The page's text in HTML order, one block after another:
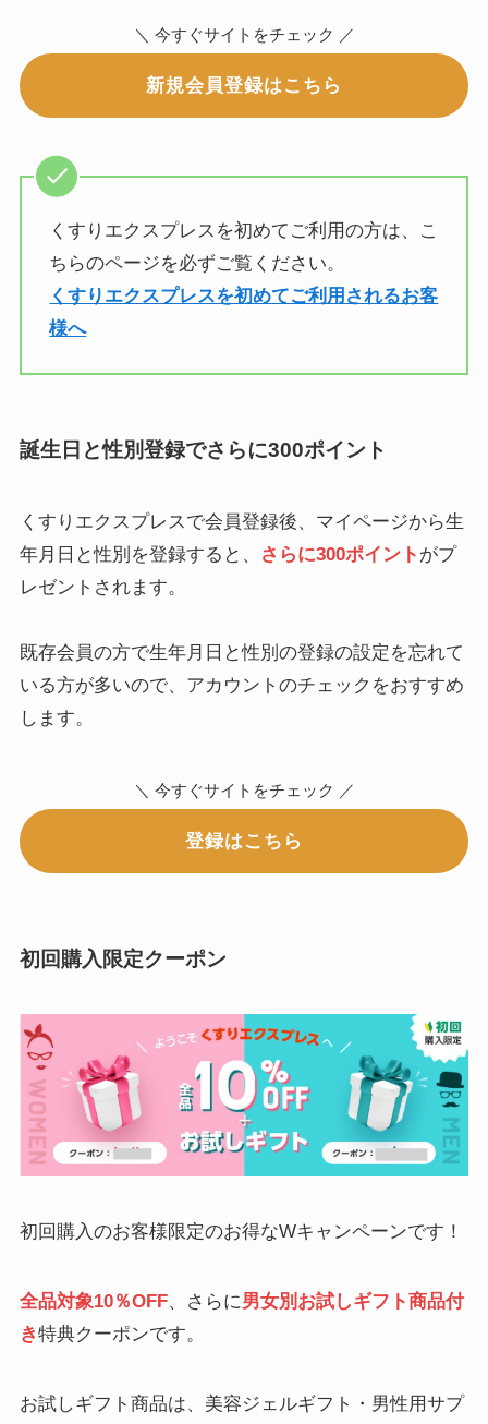
＼ 今すぐサイトをチェック ／
新規会員登録はこちら
くすりエクスプレスを初めてご利用の方は、こ
ちらのページを必ずご覧ください。
くすりエクスプレスを初めてご利用されるお客
様へ
誕生日と性別登録でさらに300ポイント
くすりエクスプレスで会員登録後、マイページから生
年月日と性別を登録すると、
さらに300ポイント がプ
レゼントされます。
既存会員の方で生年月日と性別の登録の設定を忘れて
いる方が多いので、アカウントのチェックをおすすめ
します。
＼ 今すぐサイトをチェック ／
登録はこちら
初回購入限定クーポン
初回購入のお客様限定のお得なWキャンペーンです！
全品対象10％OFF、さらに男女別お試しギフト商品付
き特典クーポンです。
お試しギフト商品は、美容ジェルギフト・男性用サプ